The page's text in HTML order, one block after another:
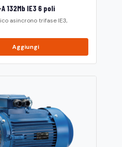
132Mb IE3 6 poli
asincrono trifase IE3,
Aggiungi